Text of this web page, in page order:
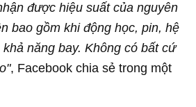
được hiệu suất của nguyên
bao gồm khi động học, pin, hệ
năng bay. Không có bất cứ
, Facebook chia sẻ trong một